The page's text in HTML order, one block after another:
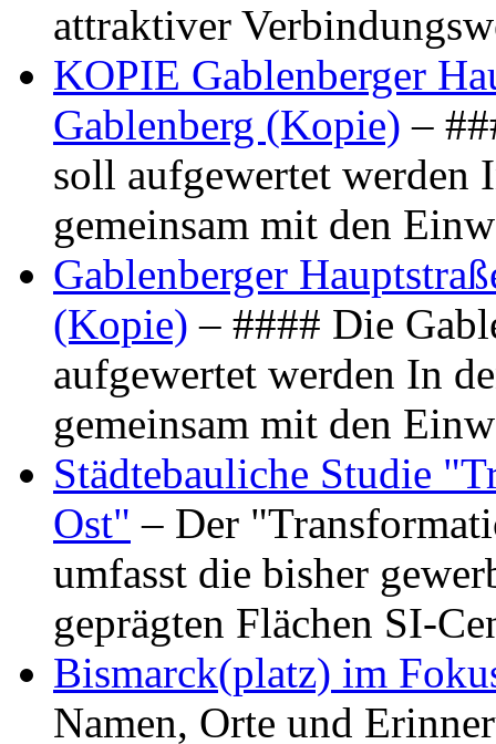
attraktiver
KOPIE Gablenberger
Gablenberg (Kopie) –
soll aufgewertet werden
gemeinsam mit den
Gablenberger
(Kopie) – #### Die
aufgewertet werden In
gemeinsam mit den
Städtebauliche Studie
Ost" – Der
umfasst die bisher
geprägten Flächen SI-
Bismarck(platz) im
Namen, Orte und